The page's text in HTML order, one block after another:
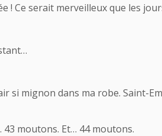
! Ce serait merveilleux que les
si mignon dans ma robe. Saint-
moutons. Et… 44 moutons.